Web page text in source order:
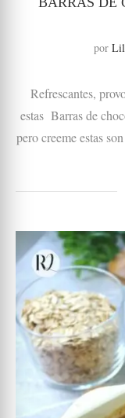
por
Refrescantes,
estas Barras de
pero creeme estas